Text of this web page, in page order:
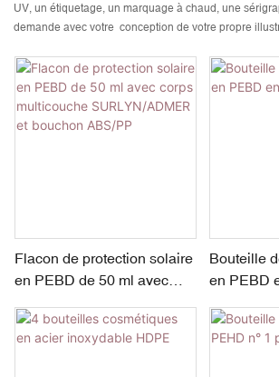
UV, un étiquetage, un marquage à chaud, une
demande avec votre conception de votre propre
Flacon de protection solaire
en PEBD de 50 ml avec
SURLYN/ADMER et
bouchon ABS/PP
Bouteille
en PEBD